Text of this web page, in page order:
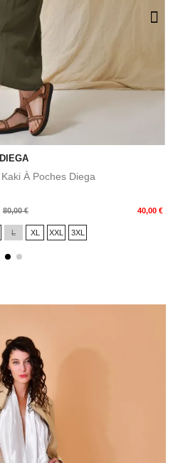
DIEGA
À Poches Diega
80,00 € 40,00 €
L XL XXL 3XL